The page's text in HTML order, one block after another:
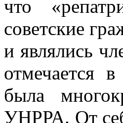
что
советские
и являлись
отмечается
была
УНРРА. От